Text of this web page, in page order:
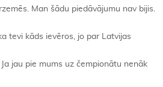
Man šādu piedāvājumu nav bijis.
tevi kāds ievēros, jo par Latvijas
jau pie mums uz čempionātu nenāk